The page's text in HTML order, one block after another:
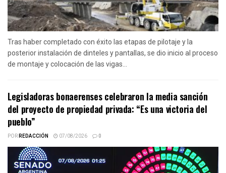
Tras haber completado con éxito las etapas de pilotaje y la
posterior instalación de dinteles y pantallas, se dio inicio al proceso
de montaje y colocación de las vigas...
Legisladoras bonaerenses celebraron la media sanción
del proyecto de propiedad privada: “Es una victoria del
pueblo”
PORREDACCIÓN 07/08/2026 0